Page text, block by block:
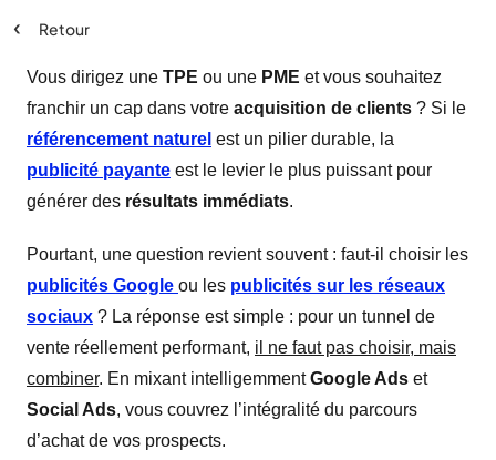
‹ Retour
Vous dirigez une TPE ou une PME et vous souhaitez
franchir un cap dans votre acquisition de clients ? Si le
référencement naturel est un pilier durable, la
publicité payante est le levier le plus puissant pour
générer des résultats immédiats.
Pourtant, une question revient souvent : faut-il choisir les
publicités Google ou les publicités sur les réseaux
sociaux ? La réponse est simple : pour un tunnel de
vente réellement performant, il ne faut pas choisir, mais
combiner. En mixant intelligemmentGoogle Ads et
Social Ads, vous couvrez l’intégralité du parcours
d’achat de vos prospects.